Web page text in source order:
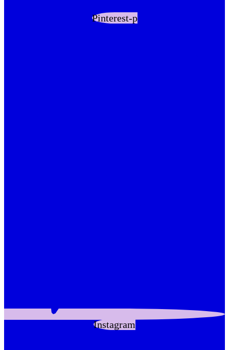
Pinterest-p
Instagram